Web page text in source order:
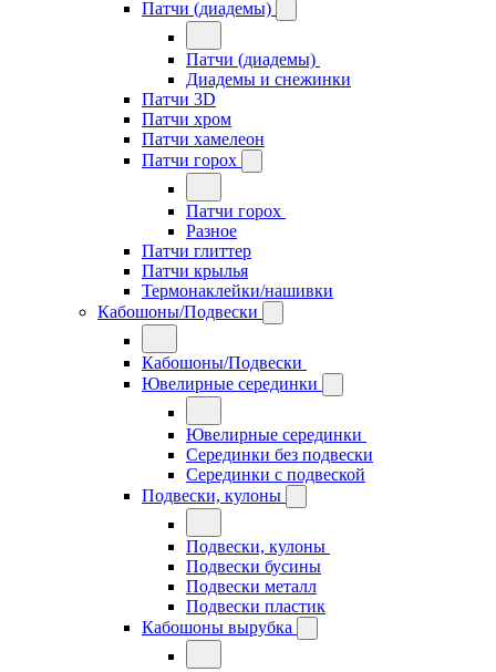
Патчи (диадемы)
Патчи (диадемы)
Диадемы и снежинки
Патчи 3D
Патчи хром
Патчи хамелеон
Патчи горох
Патчи горох
Разное
Патчи глиттер
Патчи крылья
Термонаклейки/нашивки
Кабошоны/Подвески
Кабошоны/Подвески
Ювелирные серединки
Ювелирные серединки
Серединки без подвески
Серединки с подвеской
Подвески, кулоны
Подвески, кулоны
Подвески бусины
Подвески металл
Подвески пластик
Кабошоны вырубка